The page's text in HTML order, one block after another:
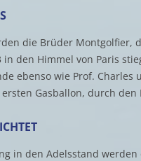
die Brüder Montgolfier,
in den Himmel von Paris
ebenso wie Prof.
Gasballon, durch
in den Adelsstand